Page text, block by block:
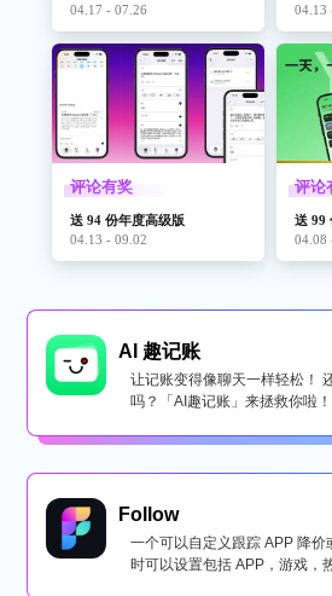
04.17 - 07.26
04.13
评论有奖
送 94 份年度高级版
04.13 - 09.02
评论
送 99
04.08
AI 趣记账
让记账变得像聊天一样轻松！
吗？「AI趣记账」来拯救你啦
Follow
一个可以自定义跟踪 APP 降价
时可以设置包括 APP，游戏，